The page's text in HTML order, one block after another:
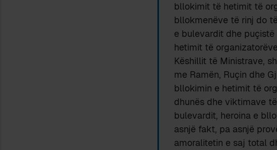
bllokimit të hetimit të
bllokmenëve të rinj do
e bulevardit dhe
hetimit të
Këshillit të Ministrave,
me Ramën, Ruçin dhe
bllokimin e hetimit të
dhunës dhe viktimave
bulevardit, heroina e
asnjë fakt, pa asnjë
amoralitetin e saj total